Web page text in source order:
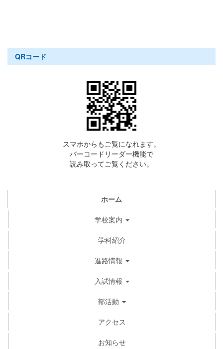
QRコード
スマホからもご覧になれます。
バーコードリーダー機能で
読み取ってご覧ください。
ホーム
学校案内
学科紹介
進路情報
入試情報
部活動
アクセス
お知らせ